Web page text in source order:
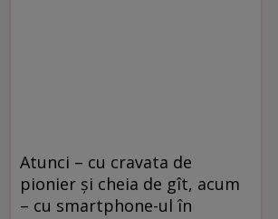
Atunci – cu cravata de
pionier şi cheia de gît, acum
– cu smartphone-ul în